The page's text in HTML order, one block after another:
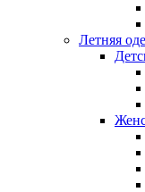
Летняя